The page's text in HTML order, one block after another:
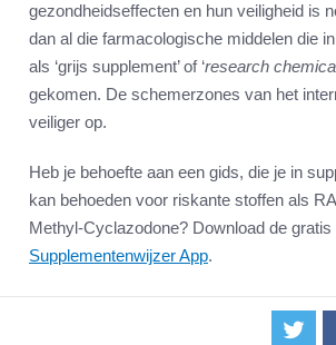
gezondheidseffecten en hun veiligheid is
dan al die farmacologische middelen die
als ‘grijs supplement’ of ‘research
gekomen. De schemerzones van het
veiliger op.
Heb je behoefte aan een gids, die je in
kan behoeden voor riskante stoffen als
Methyl-Cyclazodone? Download de gratis
Supplementenwijzer App.